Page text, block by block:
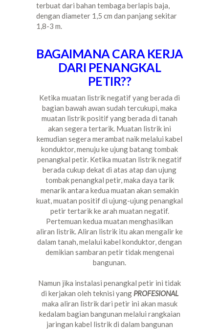
terbuat dari bahan tembaga berlapis baja,
dengan diameter 1,5 cm dan panjang sekitar
1,8-3 m.
BAGAIMANA CARA KERJA
DARI PENANGKAL
PETIR??
Ketika muatan listrik negatif yang berada di
bagian bawah awan sudah tercukupi, maka
muatan listrik positif yang berada di tanah
akan segera tertarik. Muatan listrik ini
kemudian segera merambat naik melalui kabel
konduktor, menuju ke ujung batang tombak
penangkal petir. Ketika muatan listrik negatif
berada cukup dekat di atas atap dan ujung
tombak penangkal petir, maka daya tarik
menarik antara kedua muatan akan semakin
kuat, muatan positif di ujung-ujung penangkal
petir tertarik ke arah muatan negatif.
Pertemuan kedua muatan menghasilkan
aliran listrik. Aliran listrik itu akan mengalir ke
dalam tanah, melalui kabel konduktor, dengan
demikian sambaran petir tidak mengenai
bangunan.
Namun jika instalasi penangkal petir ini tidak
di kerjakan oleh teknisi yang PROFESIONAL
maka aliran listrik dari petir ini akan masuk
kedalam bagian bangunan melalui rangkaian
jaringan kabel listrik di dalam bangunan